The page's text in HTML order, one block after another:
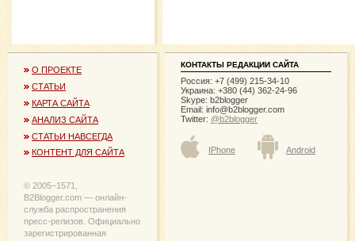
О ПРОЕКТЕ
СТАТЬИ
КАРТА САЙТА
АНАЛИЗ САЙТА
СТАТЬИ НАВСЕГДА
КОНТЕНТ ДЛЯ САЙТА
© 2005−1571,
B2Blogger.com — онлайн-
служба распространения
пресс-релизов. Официально
зарегистрированная
КОНТАКТЫ РЕДАКЦИИ САЙТА
Россия: +7 (499) 215-34-10
Украина: +380 (44) 362-24-96
Skype: b2blogger
Email: info@b2blogger.com
Twitter: @b2blogger
IPhone Android